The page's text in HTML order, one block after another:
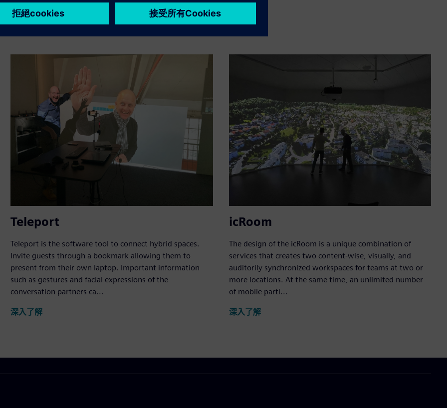
Teleport
Teleport is the software tool to connect hybrid spaces.
Invite guests through a bookmark allowing them to
present from their own laptop. Important information
such as gestures and facial expressions of the
conversation partners ca...
深入了解
icRoom
The design of the icRoom is a unique combination of
services that creates two content-wise, visually, and
auditorily synchronized workspaces for teams at two or
more locations. At the same time, an unlimited number
of mobile parti...
深入了解